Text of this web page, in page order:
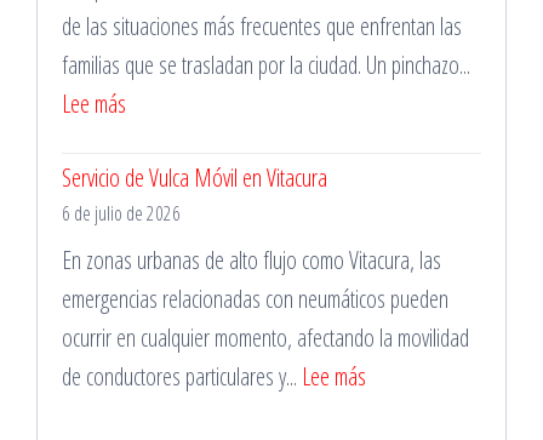
para
Cambio
de
de las situaciones más frecuentes que enfrentan las
familias que se trasladan por la ciudad. Un pinchazo...
Lee más
de
Neumáticos
en
La
Florida
para
Servicio de Vulca Móvil en Vitacura
6 de julio de 2026
En zonas urbanas de alto flujo como Vitacura, las
emergencias relacionadas con neumáticos pueden
ocurrir en cualquier momento, afectando la movilidad
de conductores particulares y... Lee más